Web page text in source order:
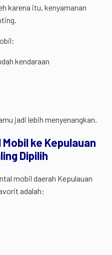
karena itu, kenyamanan
kendaraan
jadi lebih menyenangkan.
ke Kepulauan
Dipilih
mobil daerah Kepulauan
adalah: